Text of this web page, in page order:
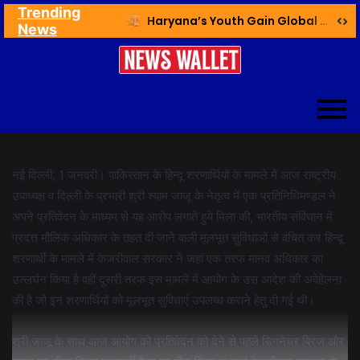
Trending
News
Haryana’s Youth Gain Global Healthcare Career Boost Through New Skilling Partnership
नई दिल्ली, 1 जनवरी। पाकिस्तान के हिन्दू शरणार्थियों के मामले में आज राष्ट्रीय
उपाध्यक्ष व दिल्ली के प्रभारी श्री श्याम जाजू के नेतृत्व में एक प्रतिनिधिमण्डल ने
अपने प्रतिवेदन के माध्यम से यह आरोप लगाते हुये मिला की, भारतीय संविधान में
प्रदत्त मौलिक अधिकार के तहत दी जाने वाली मूलभूत सुविधाओं से वंचित कर हिन्दू
शरणार्थी के मामले में केजरीवाल सरकार ने जहां एक तरफ मानव अधिकार का
उल्लघंन किया है वहीं दूसरी तरफ इस मामले में आयोग के उस आदेश की अवेहेलना
की है जो इन शरणार्थियों को मूलभूत सुविधाएं उपलब्ध कराने हेतु दी गई थी।
श्री जाजू के साथ आज आयोग को प्रतिवेदन को देने से पहले सिगनेचर ब्रिज और